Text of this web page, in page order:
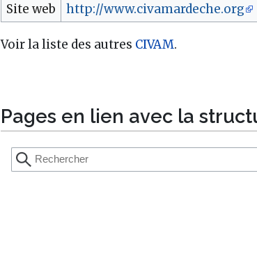
Site web
http://www.civamardeche.org
Voir la liste des autres CIVAM.
Pages en lien avec la